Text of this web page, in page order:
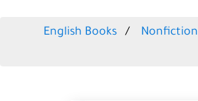
English Books Nonfiction